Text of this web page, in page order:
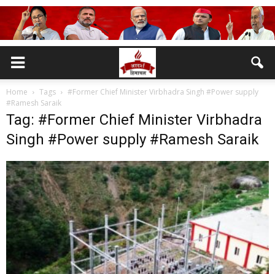
Home Tags
#Former Chief Minister Virbhadra Singh #Power supply
#Ramesh Saraik
Tag: #Former Chief Minister Virbhadra
Singh #Power supply #Ramesh Saraik